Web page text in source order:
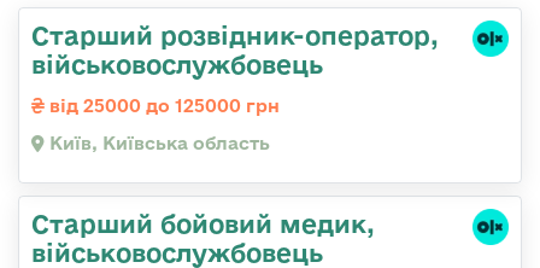
Стаpший pозвідник-опеpатоp,
військовослужбовець
від 25000 до 125000 грн
Київ, Київська область
Старший бойовий медик,
військовослужбовець